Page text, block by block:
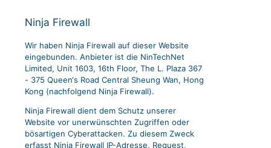
Ninja Firewall
Wir haben Ninja Firewall auf dieser Website
eingebunden. Anbieter ist die NinTechNet
Limited, Unit 1603, 16th Floor, The L. Plaza 367
- 375 Queen‘s Road Central Sheung Wan, Hong
Kong (nachfolgend Ninja Firewall).
Ninja Firewall dient dem Schutz unserer
Website vor unerwünschten Zugriffen oder
bösartigen Cyberattacken. Zu diesem Zweck
erfasst Ninja Firewall IP-Adresse, Request,